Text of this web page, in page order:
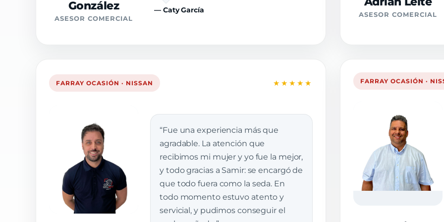
González
ASESOR COMERCIAL
— Caty García
ASESOR COMERCIAL
FARRAY OCASIÓN · NISSAN ★★★★★
“Fue una experiencia más que
agradable. La atención que
recibimos mi mujer y yo fue la mejor,
y todo gracias a Samir: se encargó de
que todo fuera como la seda. En
todo momento estuvo atento y
servicial, y pudimos conseguir el
FARRAY OCASIÓN ·